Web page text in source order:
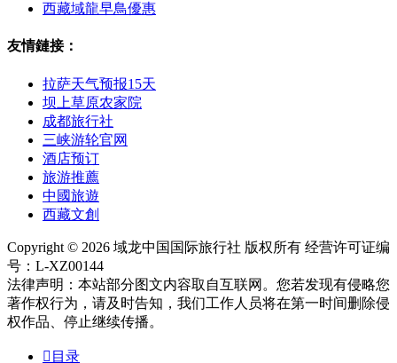
西藏域龍早鳥優惠
友情鏈接：
拉萨天气预报15天
坝上草原农家院
成都旅行社
三峡游轮官网
酒店预订
旅游推薦
中國旅遊
西藏文創
Copyright © 2026 域龙中国国际旅行社 版权所有 经营许可证编
号：L-XZ00144
法律声明：本站部分图文内容取自互联网。您若发现有侵略您
著作权行为，请及时告知，我们工作人员将在第一时间删除侵
权作品、停止继续传播。
 目录